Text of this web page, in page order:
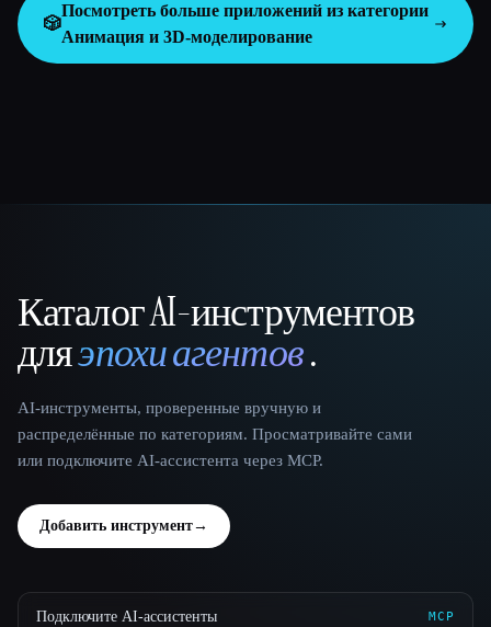
🎲
Посмотреть больше приложений из категории
Анимация и 3D-моделирование
That AI Collection
Каталог AI-инструментов
дляэпохи агентов.
AI-инструменты, проверенные вручную и
распределённые по категориям. Просматривайте сами
или подключите AI-ассистента через MCP.
Добавить инструмент→
Подключите AI-ассистенты MCP